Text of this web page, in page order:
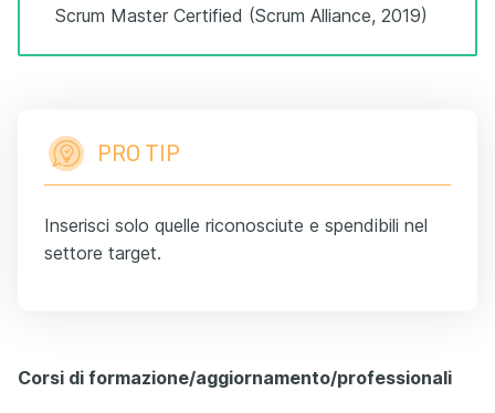
Scrum Master Certified (Scrum Alliance, 2019)
PRO TIP
Inserisci solo quelle riconosciute e spendibili nel
settore target.
Corsi di formazione/aggiornamento/professionali